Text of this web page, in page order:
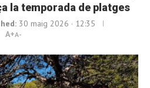
la temporada de platges
30 maig 2026 · 12:35
A+A-